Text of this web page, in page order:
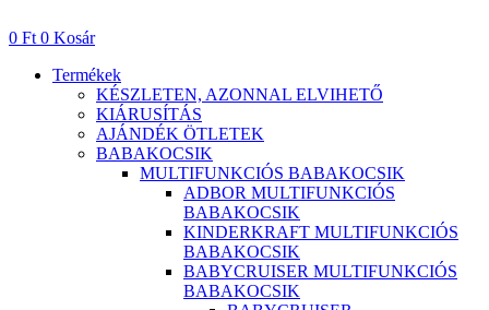
a
0 Ft 0 Kosár
Termékek
KÉSZLETEN, AZONNAL ELVIHETŐ
KIÁRUSÍTÁS
AJÁNDÉK ÖTLETEK
BABAKOCSIK
MULTIFUNKCIÓS BABAKOCSIK
ADBOR MULTIFUNKCIÓS
BABAKOCSIK
KINDERKRAFT MULTIFUNKCIÓS
BABAKOCSIK
BABYCRUISER MULTIFUNKCIÓS
BABAKOCSIK